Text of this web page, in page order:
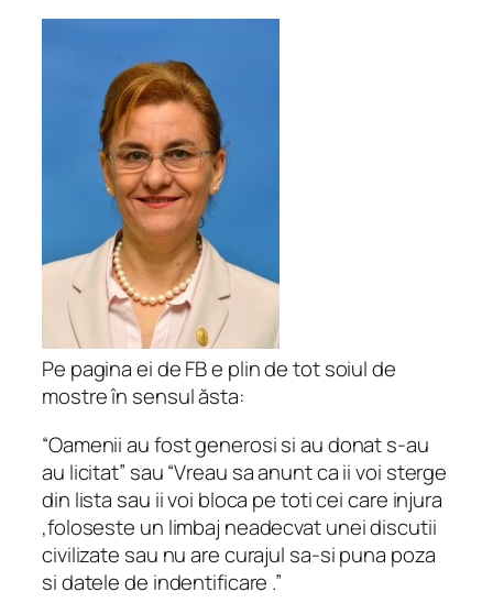
Pe pagina ei de FB e plin de tot soiul de
mostre în sensul ăsta:
“Oamenii au fost generosi si au donat s-au
au licitat” sau “Vreau sa anunt ca ii voi sterge
din lista sau ii voi bloca pe toti cei care injura
,foloseste un limbaj neadecvat unei discutii
civilizate sau nu are curajul sa-si puna poza
si datele de indentificare .”